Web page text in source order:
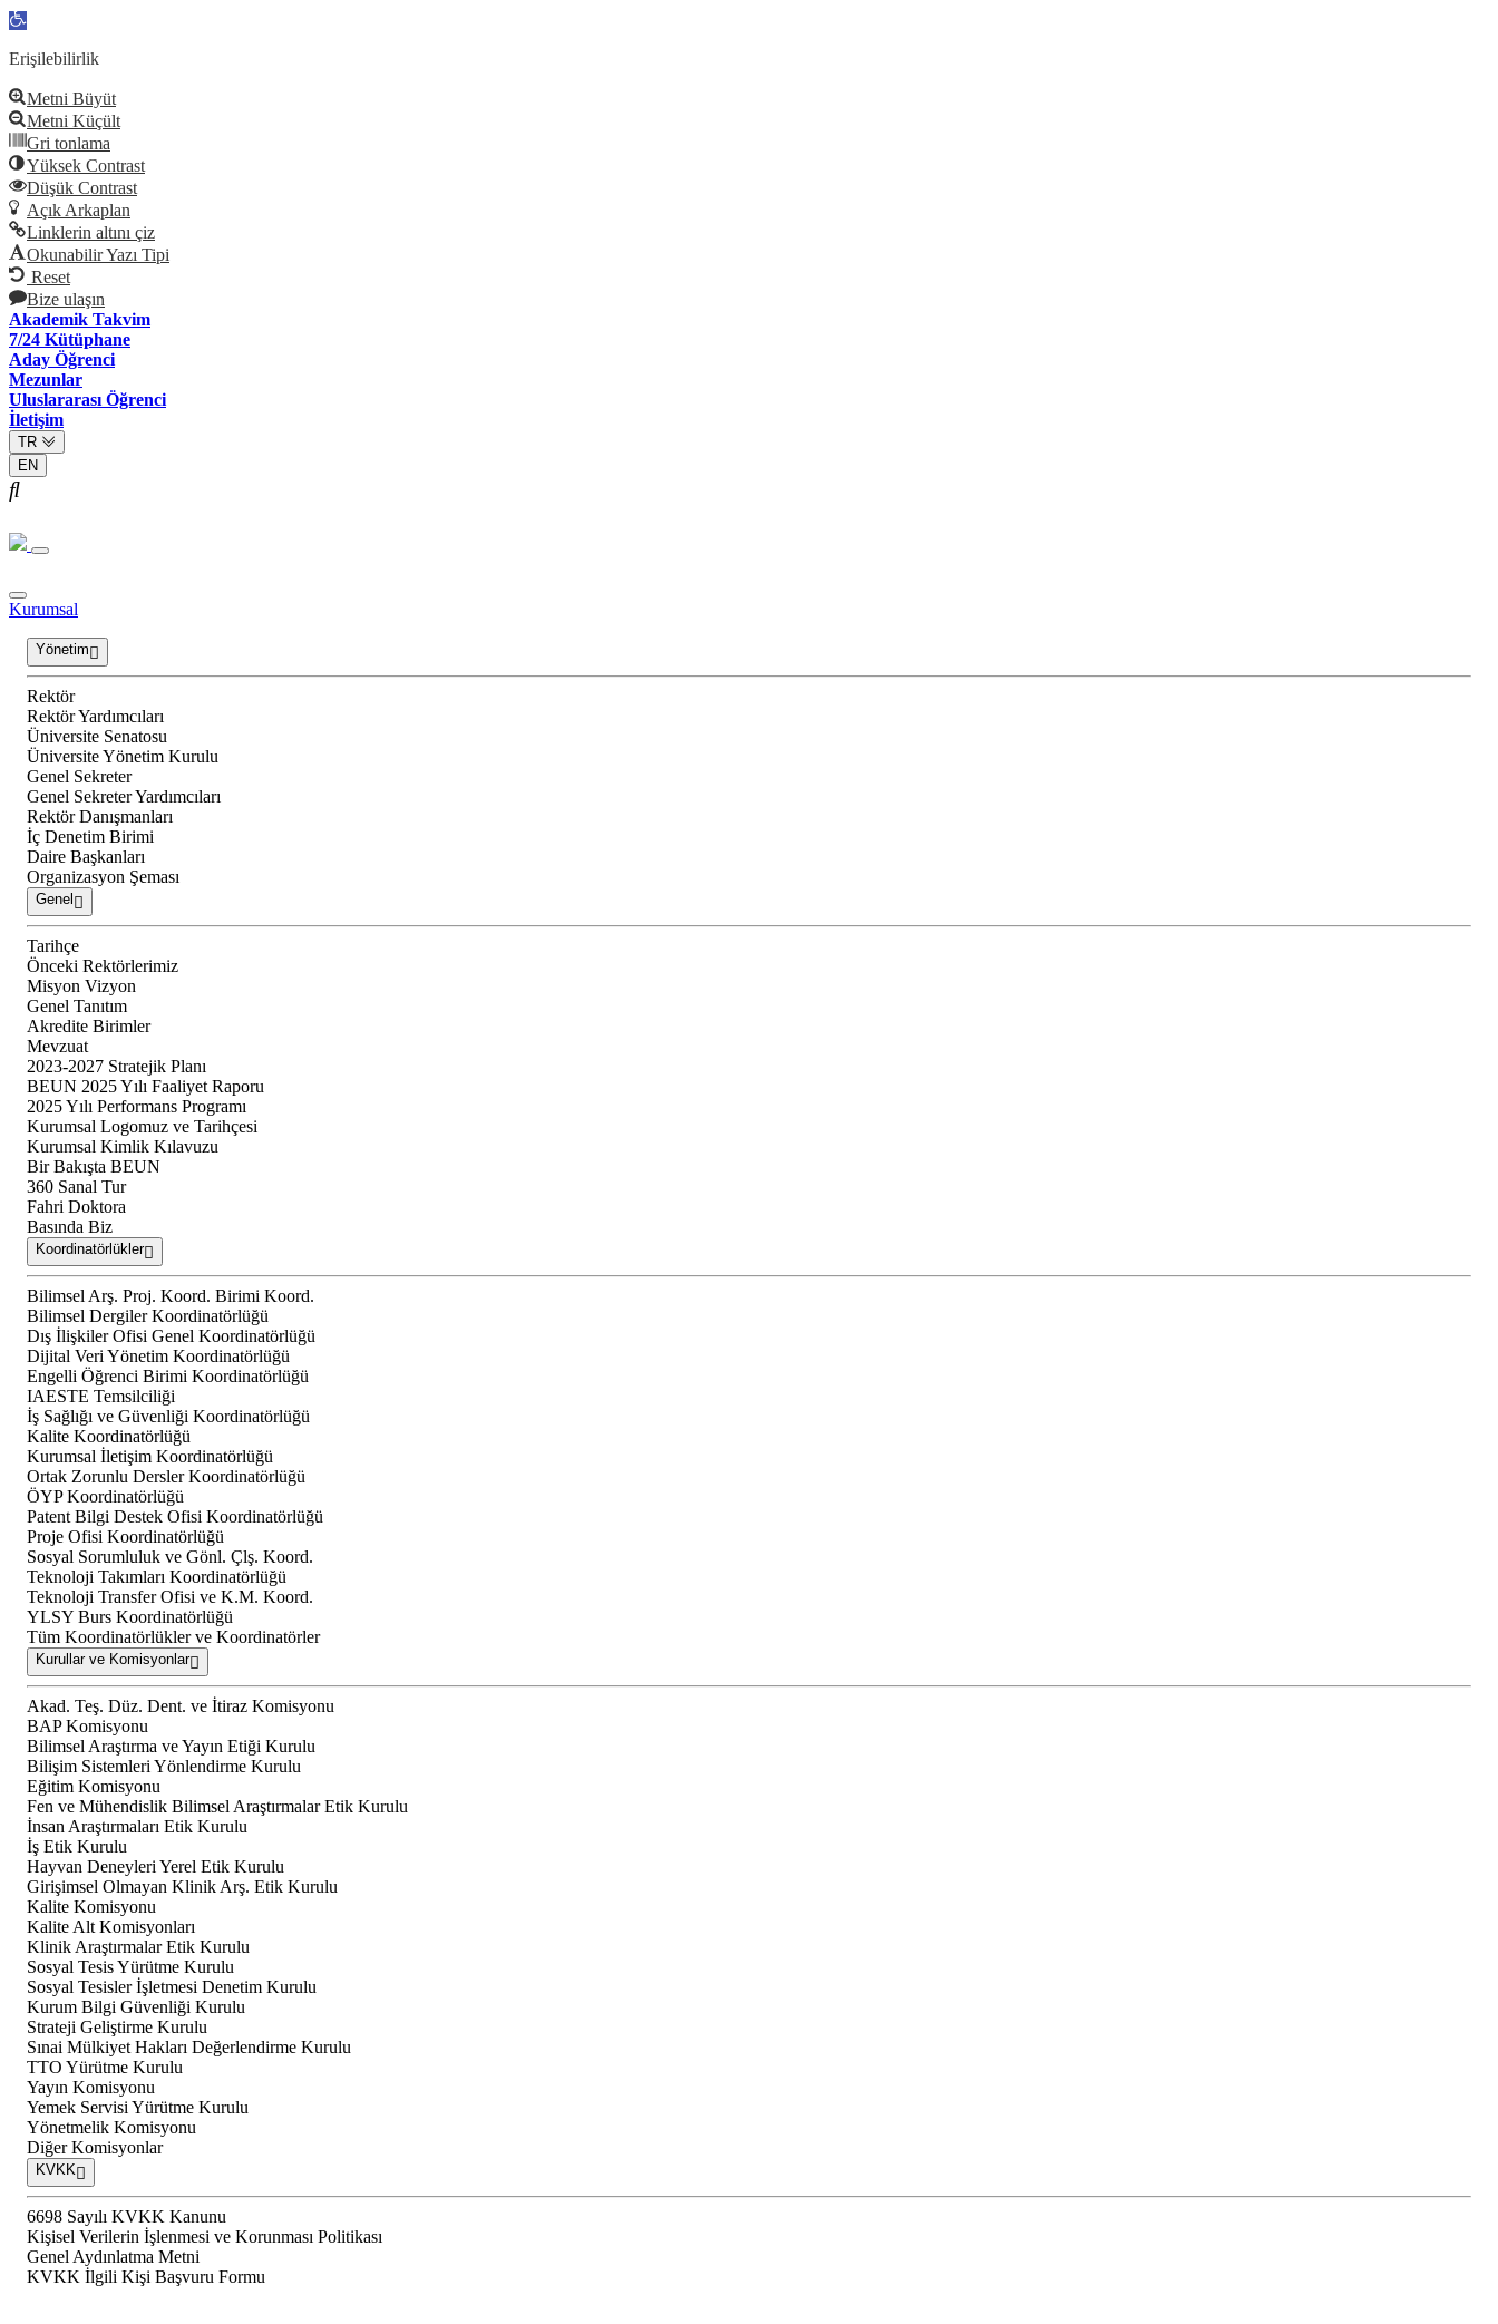
Open
Erişilebilirlik
Metni Büyüt
Metni Küçült
Gri tonlama
Yüksek Contrast
Düşük Contrast
Açık Arkaplan
Linklerin altını çiz
Okunabilir Yazı Tipi
Reset
Bize ulaşın
Akademik Takvim
7/24 Kütüphane
Aday Öğrenci
Mezunlar
Uluslararası Öğrenci
İletişim
TR
EN
Kurumsal
Yönetim
Rektör
Rektör Yardımcıları
Üniversite Senatosu
Üniversite Yönetim Kurulu
Genel Sekreter
Genel Sekreter Yardımcıları
Rektör Danışmanları
İç Denetim Birimi
Daire Başkanları
Organizasyon Şeması
Genel
Tarihçe
Önceki Rektörlerimiz
Misyon Vizyon
Genel Tanıtım
Akredite Birimler
Mevzuat
2023-2027 Stratejik Planı
BEUN 2025 Yılı Faaliyet Raporu
2025 Yılı Performans Programı
Kurumsal Logomuz ve Tarihçesi
Kurumsal Kimlik Kılavuzu
Bir Bakışta BEUN
360 Sanal Tur
Fahri Doktora
Basında Biz
Koordinatörlükler
Bilimsel Arş. Proj. Koord. Birimi Koord.
Bilimsel Dergiler Koordinatörlüğü
Dış İlişkiler Ofisi Genel Koordinatörlüğü
Dijital Veri Yönetim Koordinatörlüğü
Engelli Öğrenci Birimi Koordinatörlüğü
IAESTE Temsilciliği
İş Sağlığı ve Güvenliği Koordinatörlüğü
Kalite Koordinatörlüğü
Kurumsal İletişim Koordinatörlüğü
Ortak Zorunlu Dersler Koordinatörlüğü
ÖYP Koordinatörlüğü
Patent Bilgi Destek Ofisi Koordinatörlüğü
Proje Ofisi Koordinatörlüğü
Sosyal Sorumluluk ve Gönl. Çlş. Koord.
Teknoloji Takımları Koordinatörlüğü
Teknoloji Transfer Ofisi ve K.M. Koord.
YLSY Burs Koordinatörlüğü
Tüm Koordinatörlükler ve Koordinatörler
Kurullar ve Komisyonlar
Akad. Teş. Düz. Dent. ve İtiraz Komisyonu
BAP Komisyonu
Bilimsel Araştırma ve Yayın Etiği Kurulu
Bilişim Sistemleri Yönlendirme Kurulu
Eğitim Komisyonu
Fen ve Mühendislik Bilimsel Araştırmalar Etik Kurulu
İnsan Araştırmaları Etik Kurulu
İş Etik Kurulu
Hayvan Deneyleri Yerel Etik Kurulu
Girişimsel Olmayan Klinik Arş. Etik Kurulu
Kalite Komisyonu
Kalite Alt Komisyonları
Klinik Araştırmalar Etik Kurulu
Sosyal Tesis Yürütme Kurulu
Sosyal Tesisler İşletmesi Denetim Kurulu
Kurum Bilgi Güvenliği Kurulu
Strateji Geliştirme Kurulu
Sınai Mülkiyet Hakları Değerlendirme Kurulu
TTO Yürütme Kurulu
Yayın Komisyonu
Yemek Servisi Yürütme Kurulu
Yönetmelik Komisyonu
Diğer Komisyonlar
KVKK
6698 Sayılı KVKK Kanunu
Kişisel Verilerin İşlenmesi ve Korunması Politikası
Genel Aydınlatma Metni
KVKK İlgili Kişi Başvuru Formu